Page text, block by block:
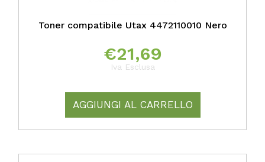
Toner compatibile Utax 4472110010 Nero
€21,69
Iva Esclusa
AGGIUNGI AL CARRELLO